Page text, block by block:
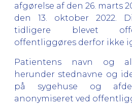
afgørelse af den 26. marts
den 13. oktober 2022.
tidligere blevet
offentliggøres derfor ikke
Patientens navn og
herunder stednavne og
på sygehuse og
anonymiseret ved